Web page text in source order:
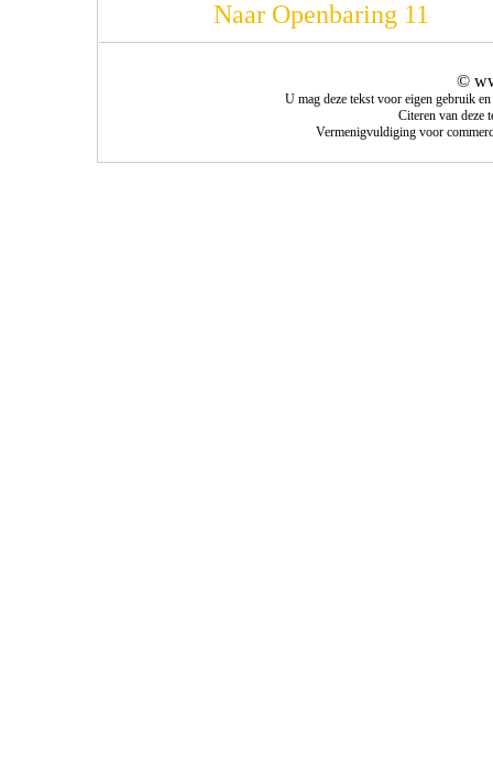
Naar Openbaring 11
©
U mag deze tekst voor eigen gebruik
Citeren van deze
Vermenigvuldiging voor